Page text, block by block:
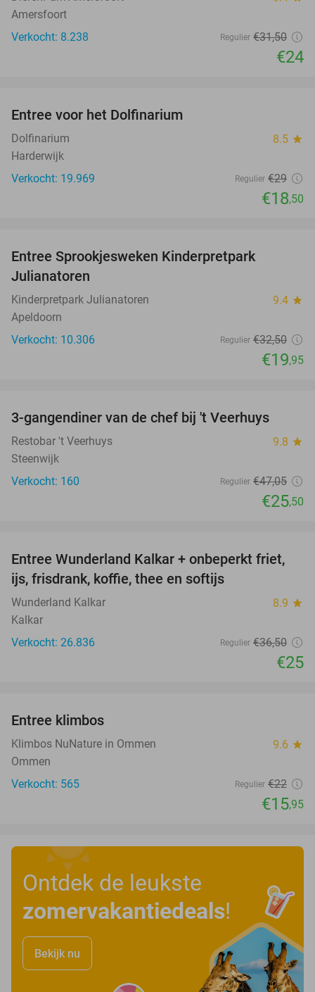
Amersfoort
Verkocht: 8.238
Regulier €31,50
€24
Entree voor het Dolfinarium
Dolfinarium 8.5 star
Harderwijk
Verkocht: 19.969
Regulier €29
€18,50
Entree Sprookjesweken Kinderpretpark
Julianatoren
Kinderpretpark Julianatoren 9.4 star
Apeldoorn
Verkocht: 10.306
Regulier €32,50
€19,95
3-gangendiner van de chef bij 't Veerhuys
Restobar 't Veerhuys 9.8 star
Steenwijk
Verkocht: 160
Regulier €47,05
€25,50
32%
Entree Wunderland Kalkar + onbeperkt friet,
ijs, frisdrank, koffie, thee en softijs
Wunderland Kalkar 8.9 star
Kalkar
Verkocht: 26.836
Regulier €36,50
€25
Entree klimbos
Klimbos NuNature in Ommen 9.6 star
Ommen
Verkocht: 565
Regulier €22
€15,95
Ontdek de leukste
zomervakantiedeals!
Bekijk nu